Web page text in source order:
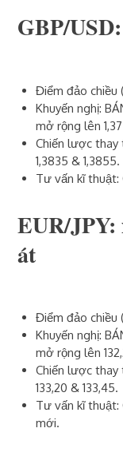
GBP/
Điểm đảo chiều
Khuyến nghị:
mở rộng lên
Chiến lược thay
1,3835 & 1,3855.
Tư vấn kĩ thuật:
EUR/
át
Điểm đảo chiều
Khuyến nghị:
mở rộng lên
Chiến lược thay
133,20 & 133,45.
Tư vấn kĩ thuật:
mới.